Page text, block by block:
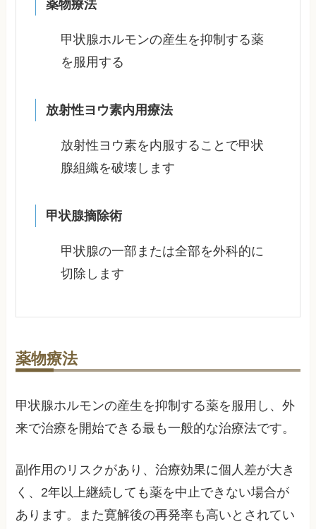
薬物療法
甲状腺ホルモンの産生を抑制する薬
を服用する
放射性ヨウ素内用療法
放射性ヨウ素を内服することで甲状
腺組織を破壊します
甲状腺摘除術
甲状腺の一部または全部を外科的に
切除します
薬物療法
甲状腺ホルモンの産生を抑制する薬を服用し、外
来で治療を開始できる最も一般的な治療法です。
副作用のリスクがあり、治療効果に個人差が大き
く、2年以上継続しても薬を中止できない場合が
あります。また寛解後の再発率も高いとされてい